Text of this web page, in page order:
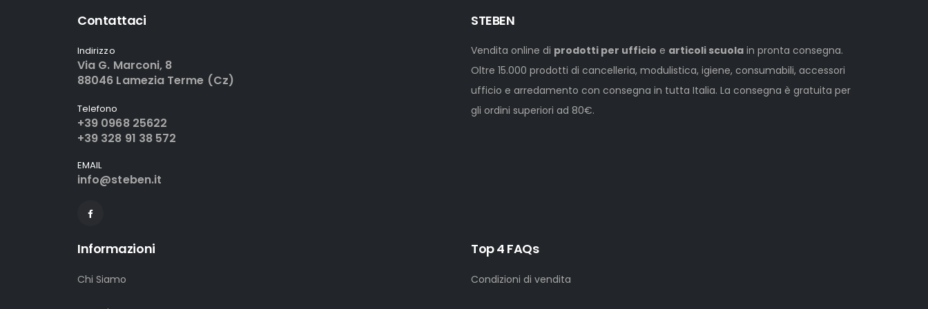
Contattaci
Indirizzo
Via G. Marconi, 8
88046 Lamezia Terme (Cz)
Telefono
+39 0968 25622
+39 328 91 38 572
EMAIL
info@steben.it
STEBEN
Vendita online di prodotti per ufficio e articoli scuola in pronta consegna.
Oltre 15.000 prodotti di cancelleria, modulistica, igiene, consumabili, accessori
ufficio e arredamento con consegna in tutta Italia. La consegna è gratuita per
gli ordini superiori ad 80€.
Informazioni
Chi Siamo
Top 4 FAQs
Condizioni di vendita